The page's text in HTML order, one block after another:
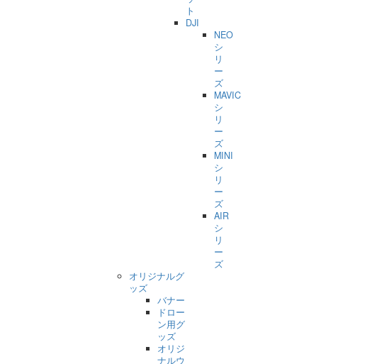
ト
DJI
NEO
シ
リ
ー
ズ
MAVIC
シ
リ
ー
ズ
MINI
シ
リ
ー
ズ
AIR
シ
リ
ー
ズ
オリジナルグ
ッズ
バナー
ドロー
ン用グ
ッズ
オリジ
ナルウ